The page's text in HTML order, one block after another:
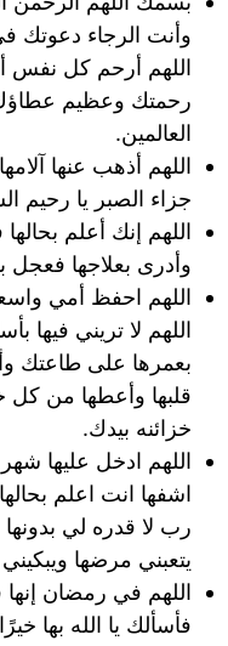
وأنت الرجاء دعوتك
اللهم أرحم كل نفس
رحمتك وعظيم عطاؤك
العالمين.
اللهم أذهب عنها
جزاء الصبر يا رحيم
اللهم إنك أعلم
وأدرى بعلاجها فعجل
اللهم احفظ أمي
اللهم لا تريني فيها
بعمرها على طاعتك
قلبها وأعطها من كل
خزائنه بيدك.
اللهم ادخل عليها
اشفها انت اعلم
رب لا قدره لي بدونها
يتعبني مرضها ويبكيني
اللهم في رمضان
فأسألك يا الله بها